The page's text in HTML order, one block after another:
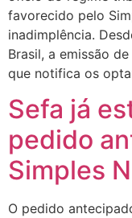
favorecido pelo
inadimplência.
Brasil, a emissão
que notifica os
Sefa já
pedido
Simples
O pedido